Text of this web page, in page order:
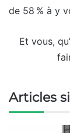
de 58 % à y
Et vous,
Articles